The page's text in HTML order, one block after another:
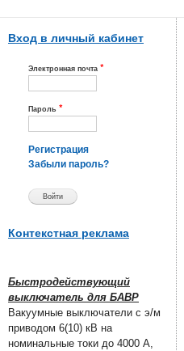
Вход в личный кабинет
Электронная почта *
Пароль *
Регистрация
Забыли пароль?
Контекстная реклама
Быстродействующий
выключатель для БАВР
Вакуумные выключатели с э/м
приводом 6(10) кВ на
номинальные токи до 4000 А,